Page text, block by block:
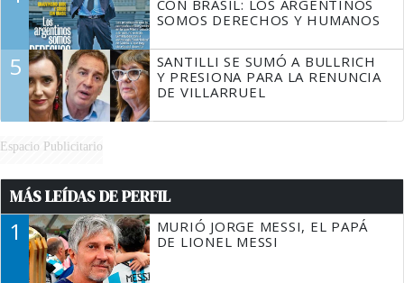
CON BRASIL: LOS ARGENTINOS
SOMOS DERECHOS Y HUMANOS
5
SANTILLI SE SUMÓ A BULLRICH
Y PRESIONA PARA LA RENUNCIA
DE VILLARRUEL
Espacio Publicitario
MÁS LEÍDAS DE PERFIL
1
MURIÓ JORGE MESSI, EL PAPÁ
DE LIONEL MESSI